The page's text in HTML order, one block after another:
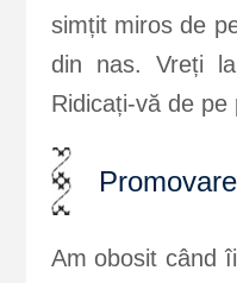
simțit miros de
din nas. Vreți
Ridicați-vă de pe
Promovare
Am obosit când